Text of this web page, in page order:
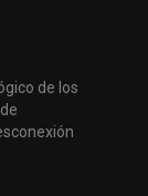
de los